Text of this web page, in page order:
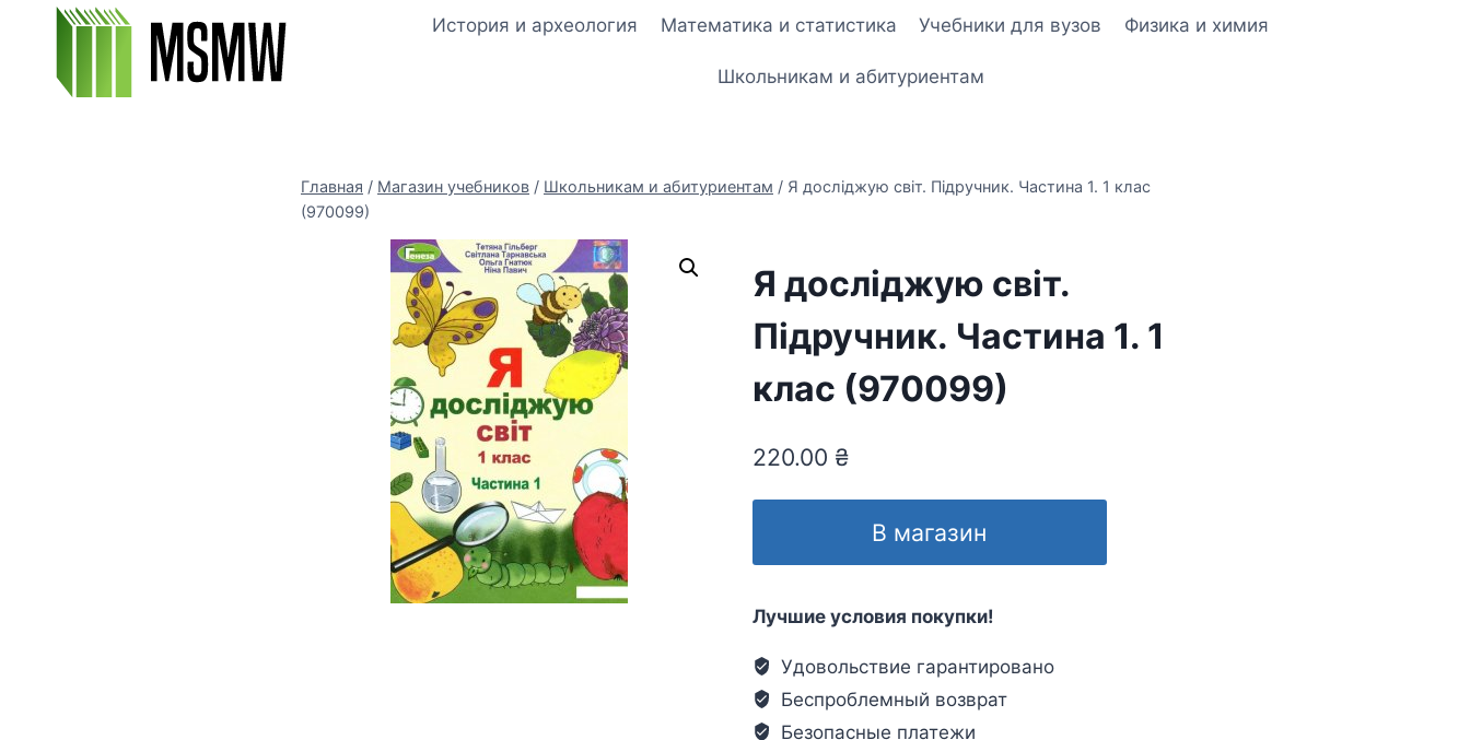
Перейти
содержимому
История и археология Математика и статистика Учебники для вузов Физика и химия
Школьникам и абитуриентам
Главная / Магазин учебников / Школьникам и абитуриентам / Я досліджую світ. Підручник. Частина 1. 1 клас
(970099)
Я досліджую світ.
Підручник. Частина 1. 1
клас (970099)
220.00 ₴
В магазин
Лучшие условия покупки!
Удовольствие гарантировано
Беспроблемный возврат
Безопасные платежи